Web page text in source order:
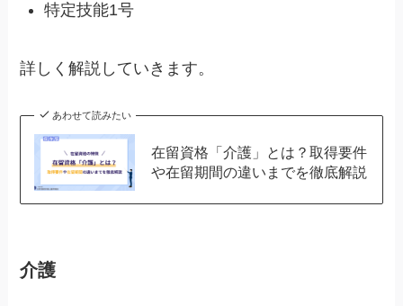
特定技能1号
詳しく解説していきます。
あわせて読みたい
在留資格「介護」とは？取得要件
や在留期間の違いまでを徹底解説
介護